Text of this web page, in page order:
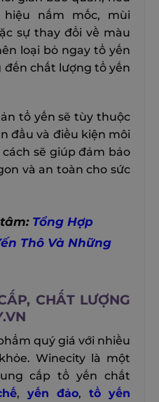
nấm mốc, mùi
sự thay đổi về màu
loại bỏ ngay tổ yến
chất lượng tổ yến
tổ yến sẽ tùy thuộc
đầu và điều kiện môi
sẽ giúp đảm bảo
và an toàn cho sức
Tổng Hợp
Thô Và Những
CHẤT LƯỢNG
quý giá với nhiều
Winecity là một
cấp tổ yến chất
, yến đảo, tổ yến